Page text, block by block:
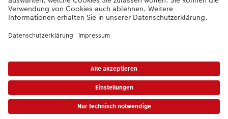
DE| FR|IT
Produkt hat ggfs. einen höheren Preis.
|Datenschutz| Impressum